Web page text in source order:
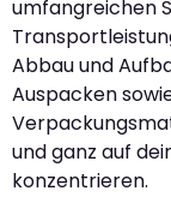
umfangreichen
Abbau und
Auspacken
und ganz auf
konzentrieren.